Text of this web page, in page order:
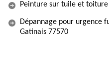
Peinture sur tuile et
Dépannage pour urgence
Gatinais 77570